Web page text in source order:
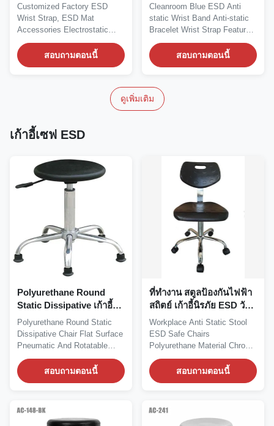
Customized Factory ESD
Wrist Strap, ESD Mat
Accessories Electrostatic
Ring Grounding Wire ESD...
สอบถามตอนนี้
สายรัดข้อมือ
Cleanroom Blue ESD Anti
static Wrist Band Anti-static
Bracelet Wrist Strap Features:
1, Used to...
สอบถามตอนนี้
ดูเพิ่มเติม
เก้าอี้เซฟ ESD
Polyurethane Round
Static Dissipative เก้าอี้พื้น
ผิวเรียบแบบนิวแมติกและ
หมุนได้
Polyurethane Round Static
Dissipative Chair Flat Surface
Pneumatic And Rotatable
Polyurethane ESD...
สอบถามตอนนี้
ที่ทำงาน สตูลป้องกันไฟฟ้า
สถิตย์ เก้าอี้นิรภัย ESD วัสดุ
โพลียูรีเทน Chrome ฐาน
ห้าดาว
Workplace Anti Static Stool
ESD Safe Chairs
Polyurethane Material Chrome
Five Star Base Cleanroom...
สอบถามตอนนี้